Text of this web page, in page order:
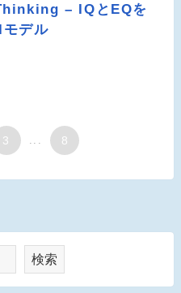
– IQとEQを
デル
3 8
検索